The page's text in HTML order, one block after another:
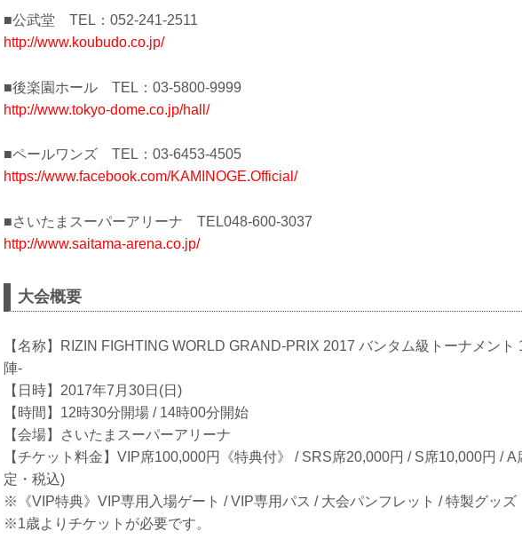
■公武堂 TEL：052-241-2511
http://www.koubudo.co.jp/
■後楽園ホール TEL：03-5800-9999
http://www.tokyo-dome.co.jp/hall/
■ペールワンズ TEL：03-6453-4505
https://www.facebook.com/KAMINOGE.Official/
■さいたまスーパーアリーナ TEL048-600-3037
http://www.saitama-arena.co.jp/
大会概要
【名称】RIZIN FIGHTING WORLD GRAND-PRIX 2017 バンタム級トーナメント
陣-
【日時】2017年7月30日(日)
【時間】12時30分開場 / 14時00分開始
【会場】さいたまスーパーアリーナ
【チケット料金】VIP席100,000円《特典付》 / SRS席20,000円 / S席10,000円 /
定・税込)
※《VIP特典》VIP専用入場ゲート / VIP専用パス / 大会パンフレット / 特製グッズ
※1歳よりチケットが必要です。